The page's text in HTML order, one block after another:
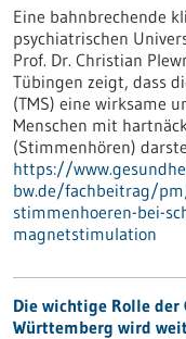
Eine bahnbrechende
psychiatrischen
Prof. Dr. Christian
Tübingen zeigt, dass
(TMS) eine wirksame
Menschen mit
(Stimmenhören)
https://
bw.de/fachbeitrag/
stimmenhoeren-bei-
magnetstimulation
Die wichtige Rolle
Württemberg wird